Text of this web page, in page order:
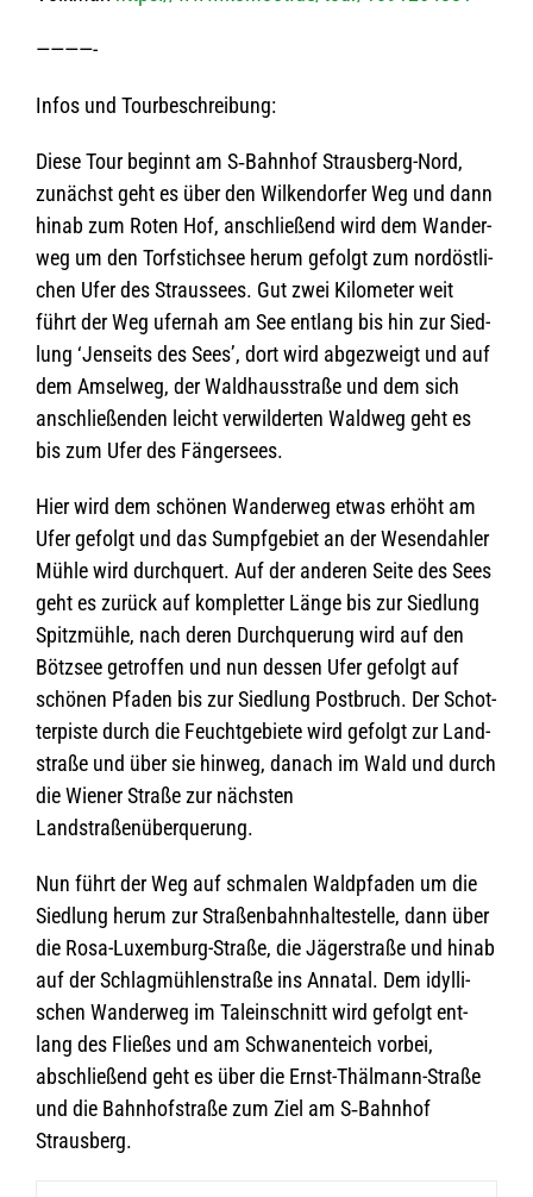
————-
Infos und Tourbeschreibung:
Diese Tour beginnt am S‑Bahnhof Straus­berg-Nord,
zunächst geht es über den Wil­ken­dor­fer Weg und dann
hinab zum Roten Hof, anschlie­ßend wird dem Wan­der­
weg um den Torf­stich­see herum gefolgt zum nord­öst­li­
chen Ufer des Straus­sees. Gut zwei Kilo­me­ter weit
führt der Weg ufer­nah am See ent­lang bis hin zur Sied­
lung ‘Jen­seits des Sees’, dort wird abge­zweigt und auf
dem Amsel­weg, der Wald­haus­straße und dem sich
anschlie­ßen­den leicht ver­wil­der­ten Wald­weg geht es
bis zum Ufer des Fängersees.
Hier wird dem schö­nen Wan­der­weg etwas erhöht am
Ufer gefolgt und das Sumpf­ge­biet an der Wesen­dah­ler
Mühle wird durch­quert. Auf der ande­ren Seite des Sees
geht es zurück auf kom­plet­ter Länge bis zur Sied­lung
Spitz­mühle, nach deren Durch­que­rung wird auf den
Bötz­see getrof­fen und nun des­sen Ufer gefolgt auf
schö­nen Pfa­den bis zur Sied­lung Post­bruch. Der Schot­
ter­piste durch die Feucht­ge­biete wird gefolgt zur Land­
straße und über sie hin­weg, danach im Wald und durch
die Wie­ner Straße zur nächs­ten
Landstraßenüberquerung.
Nun führt der Weg auf schma­len Wald­pfa­den um die
Sied­lung herum zur Stra­ßen­bahn­hal­te­stelle, dann über
die Rosa-Luxem­burg-Straße, die Jäger­straße und hinab
auf der Schlag­müh­len­straße ins Anna­tal. Dem idyl­li­
schen Wan­der­weg im Tal­ein­schnitt wird gefolgt ent­
lang des Flie­ßes und am Schwa­nen­teich vor­bei,
abschlie­ßend geht es über die Ernst-Thäl­mann-Straße
und die Bahn­hof­straße zum Ziel am S‑Bahnhof
Strausberg.